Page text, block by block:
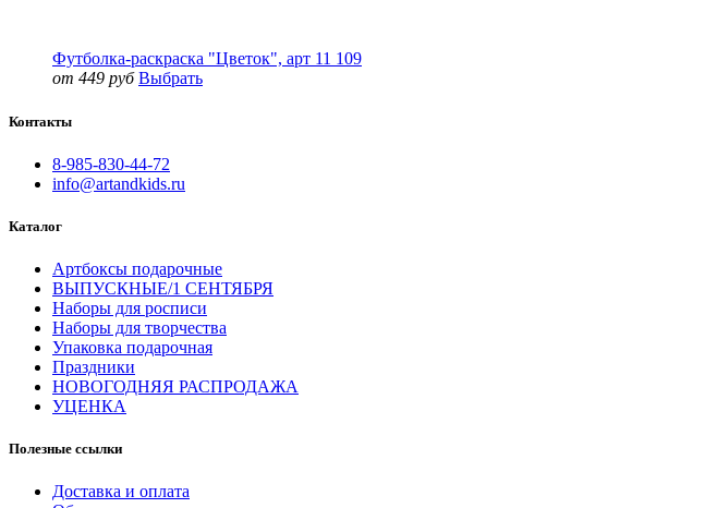
Футболка-раскраска "Цветок", арт 11 109
от 449 руб Выбрать
Контакты
8-985-830-44-72
info@artandkids.ru
Каталог
Артбоксы подарочные
ВЫПУСКНЫЕ/1 СЕНТЯБРЯ
Наборы для росписи
Наборы для творчества
Упаковка подарочная
Праздники
НОВОГОДНЯЯ РАСПРОДАЖА
УЦЕНКА
Полезные ссылки
Доставка и оплата